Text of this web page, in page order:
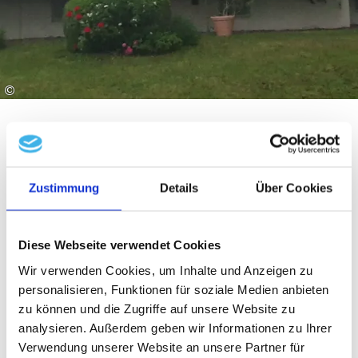
Zustimmung Details Über Cookies
Diese Webseite verwendet Cookies
Wir verwenden Cookies, um Inhalte und Anzeigen zu
personalisieren, Funktionen für soziale Medien anbieten
zu können und die Zugriffe auf unsere Website zu
analysieren. Außerdem geben wir Informationen zu Ihrer
Verwendung unserer Website an unsere Partner für
©
An- und Abreise
Anreise: 15:00 - 18:00